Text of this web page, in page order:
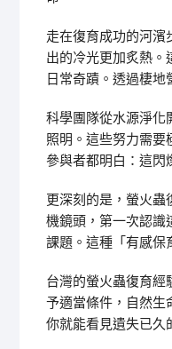
走在復育成功的河濱
出的冷光更加炙熱
日常奇蹟。透過棲
科學團隊從水源淨化
照明。這些努力需要
參與者都明白：這閃
更深刻的是，螢火蟲
機鏡頭，第一次認識
課題。這種「有感保
台灣的螢火蟲復育經
予適當條件，自然生
你就能看見遺失已久